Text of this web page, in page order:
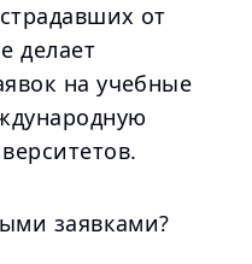
от
делает
на учебные
заявками?